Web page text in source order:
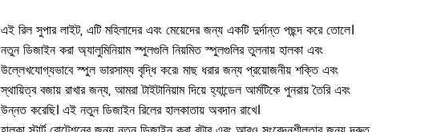
এই রিল সুপার লাইট, এটি মহিলাদের এবং মেয়েদের জন্য একটি দুর্দান্ত পছন্দ করে তোলে।
নতুন ডিজাইন করা অ্যালুমিনিয়াম স্পুলগুলি নিয়মিত স্পুলগুলির তুলনায় হালকা এবং
উল্লেখযোগ্যভাবে স্পুল ভারসাম্য বৃদ্ধি করে৷ মাছ ধরার জন্য প্রয়োজনীয় শক্তি এবং
স্থায়িত্ব বজায় রাখার জন্য, আমরা টাইটানিয়াম দিয়ে হ্যান্ডেল আর্মটিকে পুনরায় তৈরি এবং
উন্নত করেছি। এই নতুন ডিজাইন রিলের হালকাতায় অবদান রাখে।